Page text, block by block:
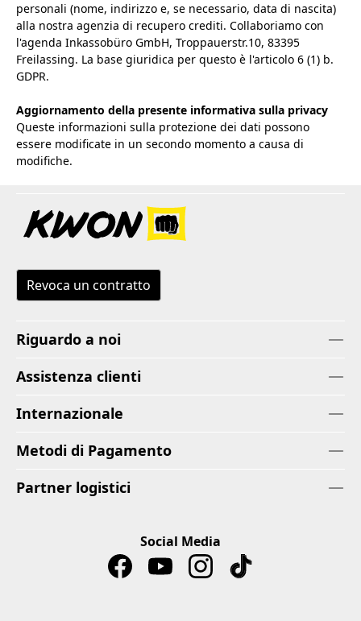
personali (nome, indirizzo e, se necessario, data di nascita)
alla nostra agenzia di recupero crediti. Collaboriamo con
l'agenda Inkassobüro GmbH, Troppauerstr.10, 83395
Freilassing. La base giuridica per questo è l'articolo 6 (1) b.
GDPR.
Aggiornamento della presente informativa sulla privacy
Queste informazioni sulla protezione dei dati possono
essere modificate in un secondo momento a causa di
modifiche.
Revoca un contratto
Riguardo a noi
Assistenza clienti
Internazionale
Metodi di Pagamento
Partner logistici
Social Media